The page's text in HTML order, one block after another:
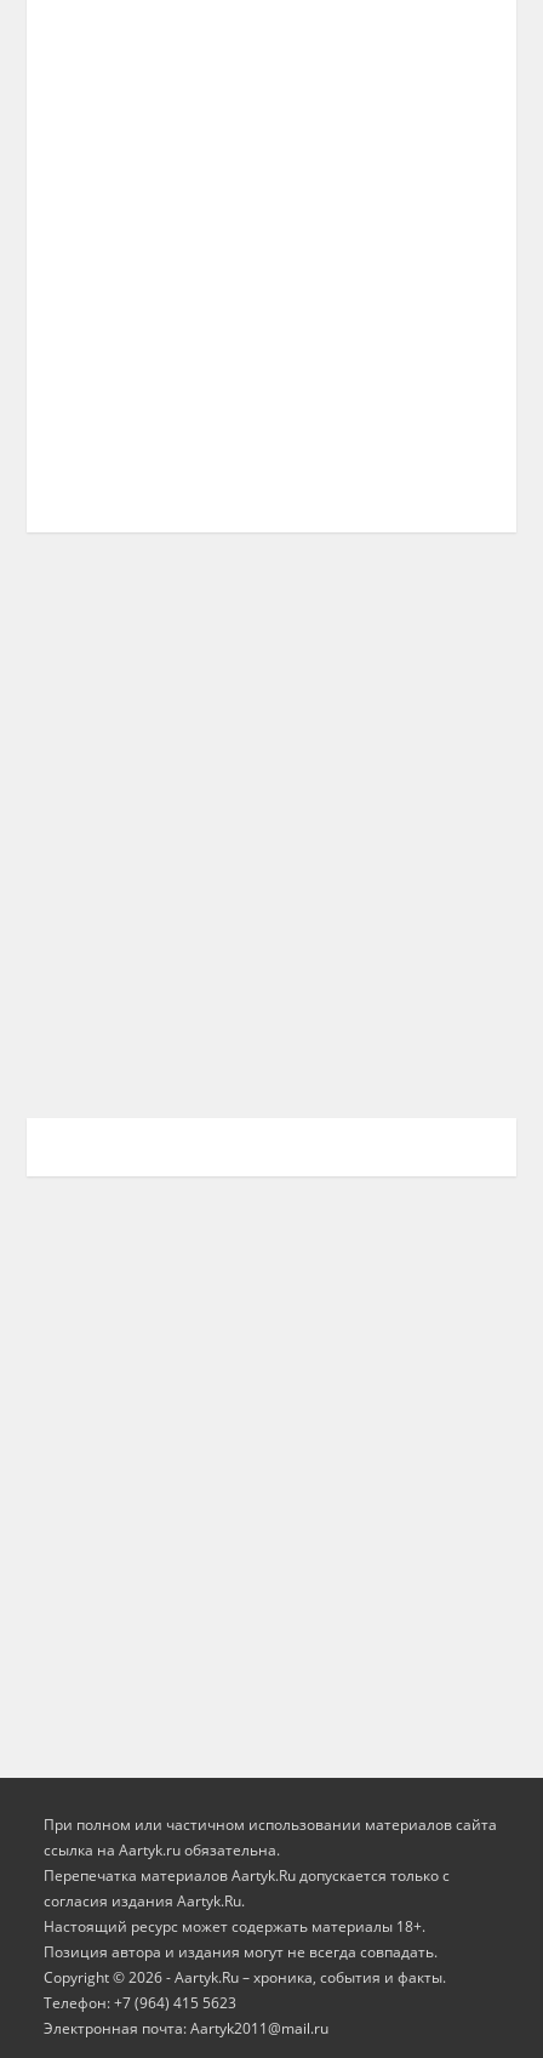
При полном или частичном использовании материалов сайта
ссылка на Aartyk.ru oбязательна.
Перепечатка материалов Aartyk.Ru допускается только с
согласия издания Aartyk.Ru.
Настоящий ресурс может содержать материалы 18+.
Позиция автора и издания могут не всегда совпадать.
Copyright © 2026 - Aartyk.Ru – хроника, события и факты.
Телефон: +7 (964) 415 5623
Электронная почта: Aartyk2011@mail.ru